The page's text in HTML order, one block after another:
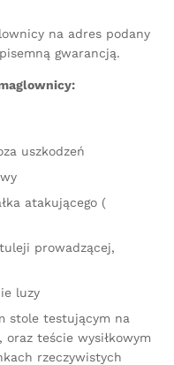
na adres podany
gwarancją.
uszkodzeń
atakującego (
prowadzącej,
luzy
stole testującym na
oraz teście wysiłkowym
rzeczywistych